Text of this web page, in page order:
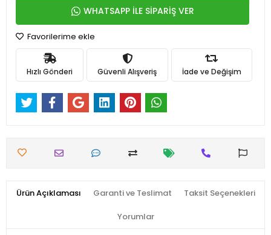
WHATSAPP İLE SİPARİŞ VER
Favorilerime ekle
Hızlı Gönderi Güvenli Alışveriş İade ve Değişim
Ürün Açıklaması Garanti ve Teslimat Taksit Seçenekleri
Yorumlar